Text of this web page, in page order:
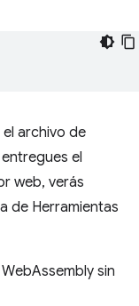
el archivo de
el
web, verás
de Herramientas
sin